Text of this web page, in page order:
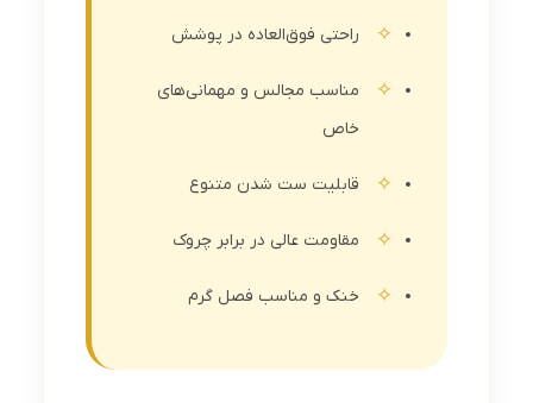
راحتی فوق‌العاده در پوشش
مناسب مجالس و مهمانی‌های
خاص
قابلیت ست شدن متنوع
مقاومت عالی در برابر چروک
خنک و مناسب فصل گرم